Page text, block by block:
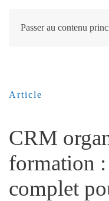
Passer au contenu
Article
CRM
formation
complet